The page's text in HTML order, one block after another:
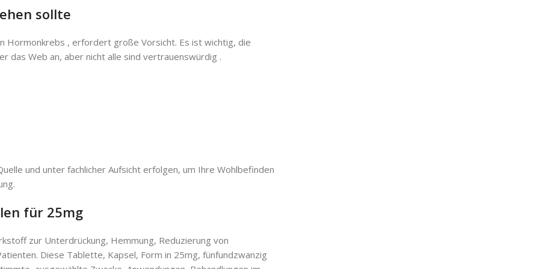
sollte
Hormonkrebs , erfordert große Vorsicht. Es ist wichtig, die
das Web an, aber nicht alle sind vertrauenswürdig .
und unter fachlicher Aufsicht erfolgen, um Ihre Wohlbefinden
für 25mg
zur Unterdrückung, Hemmung, Reduzierung von
Diese Tablette, Kapsel, Form in 25mg, fünfundzwanzig